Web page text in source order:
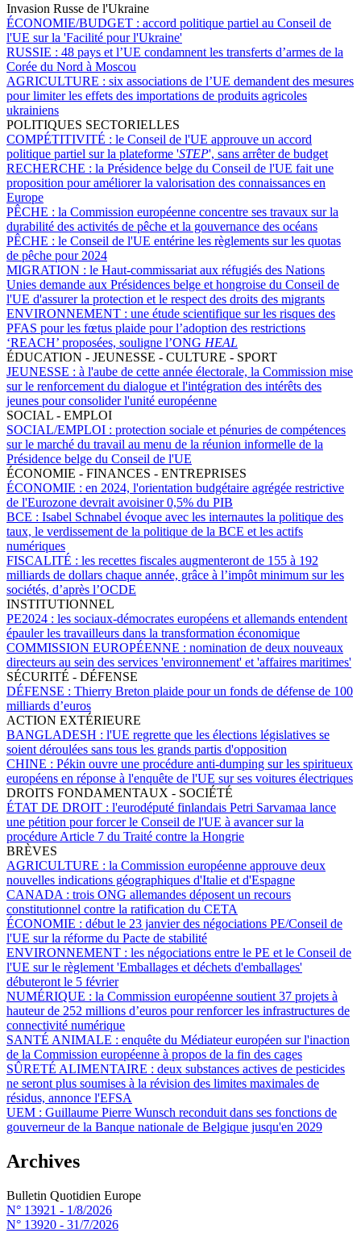
Invasion Russe de l'Ukraine
ÉCONOMIE/BUDGET : accord politique partiel au Conseil de
l'UE sur la 'Facilité pour l'Ukraine'
RUSSIE : 48 pays et l’UE condamnent les transferts d’armes de la
Corée du Nord à Moscou
AGRICULTURE : six associations de l’UE demandent des mesures
pour limiter les effets des importations de produits agricoles
ukrainiens
POLITIQUES SECTORIELLES
COMPÉTITIVITÉ : le Conseil de l'UE approuve un accord
politique partiel sur la plateforme 'STEP', sans arrêter de budget
RECHERCHE : la Présidence belge du Conseil de l'UE fait une
proposition pour améliorer la valorisation des connaissances en
Europe
PÊCHE : la Commission européenne concentre ses travaux sur la
durabilité des activités de pêche et la gouvernance des océans
PÊCHE : le Conseil de l'UE entérine les règlements sur les quotas
de pêche pour 2024
MIGRATION : le Haut-commissariat aux réfugiés des Nations
Unies demande aux Présidences belge et hongroise du Conseil de
l'UE d'assurer la protection et le respect des droits des migrants
ENVIRONNEMENT : une étude scientifique sur les risques des
PFAS pour les fœtus plaide pour l’adoption des restrictions
‘REACH’ proposées, souligne l’ONG HEAL
ÉDUCATION - JEUNESSE - CULTURE - SPORT
JEUNESSE : à l'aube de cette année électorale, la Commission mise
sur le renforcement du dialogue et l'intégration des intérêts des
jeunes pour consolider l'unité européenne
SOCIAL - EMPLOI
SOCIAL/EMPLOI : protection sociale et pénuries de compétences
sur le marché du travail au menu de la réunion informelle de la
Présidence belge du Conseil de l'UE
ÉCONOMIE - FINANCES - ENTREPRISES
ÉCONOMIE : en 2024, l'orientation budgétaire agrégée restrictive
de l'Eurozone devrait avoisiner 0,5% du PIB
BCE : Isabel Schnabel évoque avec les internautes la politique des
taux, le verdissement de la politique de la BCE et les actifs
numériques
FISCALITÉ : les recettes fiscales augmenteront de 155 à 192
milliards de dollars chaque année, grâce à l’impôt minimum sur les
sociétés, d’après l’OCDE
INSTITUTIONNEL
PE2024 : les sociaux-démocrates européens et allemands entendent
épauler les travailleurs dans la transformation économique
COMMISSION EUROPÉENNE : nomination de deux nouveaux
directeurs au sein des services 'environnement' et 'affaires maritimes'
SÉCURITÉ - DÉFENSE
DÉFENSE : Thierry Breton plaide pour un fonds de défense de 100
milliards d’euros
ACTION EXTÉRIEURE
BANGLADESH : l'UE regrette que les élections législatives se
soient déroulées sans tous les grands partis d'opposition
CHINE : Pékin ouvre une procédure anti-dumping sur les spiritueux
européens en réponse à l'enquête de l'UE sur ses voitures électriques
DROITS FONDAMENTAUX - SOCIÉTÉ
ÉTAT DE DROIT : l'eurodéputé finlandais Petri Sarvamaa lance
une pétition pour forcer le Conseil de l'UE à avancer sur la
procédure Article 7 du Traité contre la Hongrie
BRÈVES
AGRICULTURE : la Commission européenne approuve deux
nouvelles indications géographiques d'Italie et d'Espagne
CANADA : trois ONG allemandes déposent un recours
constitutionnel contre la ratification du CETA
ÉCONOMIE : début le 23 janvier des négociations PE/Conseil de
l'UE sur la réforme du Pacte de stabilité
ENVIRONNEMENT : les négociations entre le PE et le Conseil de
l'UE sur le règlement 'Emballages et déchets d'emballages'
débuteront le 5 février
NUMÉRIQUE : la Commission européenne soutient 37 projets à
hauteur de 252 millions d’euros pour renforcer les infrastructures de
connectivité numérique
SANTÉ ANIMALE : enquête du Médiateur européen sur l'inaction
de la Commission européenne à propos de la fin des cages
SÛRETÉ ALIMENTAIRE : deux substances actives de pesticides
ne seront plus soumises à la révision des limites maximales de
résidus, annonce l'EFSA
UEM : Guillaume Pierre Wunsch reconduit dans ses fonctions de
gouverneur de la Banque nationale de Belgique jusqu'en 2029
Archives
Bulletin Quotidien Europe
N° 13921 - 1/8/2026
N° 13920 - 31/7/2026